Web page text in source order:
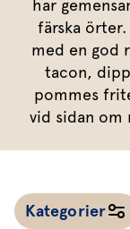
Dressing
Vinägrett
Örtolja
har
färska
med en god
tacon,
pommes
vid sidan om
Kategorier